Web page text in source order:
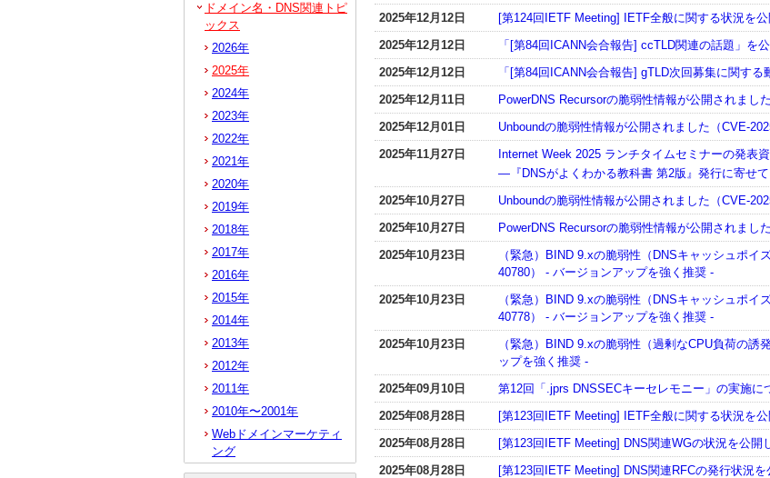
2025年12月12日
[第124回IETF Meeting] IETF全般に関する状況を
2025年12月12日
「[第84回ICANN会合報告] ccTLD関連の話題」を
2025年12月12日
「[第84回ICANN会合報告] gTLD次回募集に関する
2025年12月11日
PowerDNS Recursorの脆弱性情報が公開されまし
2025年12月01日
Unboundの脆弱性情報が公開されました（CVE-
2025年11月27日
Internet Week 2025 ランチタイムセミナーの発表
―『DNSがよくわかる教科書 第2版』発行に寄せて
2025年10月27日
Unboundの脆弱性情報が公開されました（CVE-
2025年10月27日
PowerDNS Recursorの脆弱性情報が公開されまし
2025年10月23日
（緊急）BIND 9.xの脆弱性（DNSキャッシュポ
40780） - バージョンアップを強く推奨 -
2025年10月23日
（緊急）BIND 9.xの脆弱性（DNSキャッシュポイ
40778） - バージョンアップを強く推奨 -
2025年10月23日
（緊急）BIND 9.xの脆弱性（過剰なCPU負荷の
ップを強く推奨 -
2025年09月10日
第12回「.jprs DNSSECキーセレモニー」の実施に
2025年08月28日
[第123回IETF Meeting] IETF全般に関する状況を
2025年08月28日
[第123回IETF Meeting] DNS関連WGの状況を公開
2025年08月28日
[第123回IETF Meeting] DNS関連RFCの発行状況を
ドメイン名・DNS関連トピ
ックス
2026年
2025年
2024年
2023年
2022年
2021年
2020年
2019年
2018年
2017年
2016年
2015年
2014年
2013年
2012年
2011年
2010年〜2001年
Webドメインマーケティ
ング